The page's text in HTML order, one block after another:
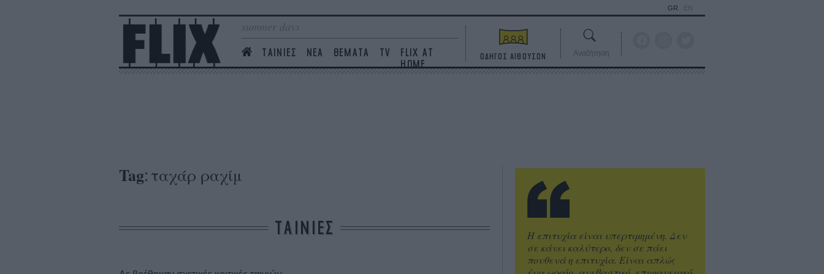
summer days
ΤΑΙΝΙΕΣ ΝΕΑ ΘΕΜΑΤΑ TV
FLIX AT
HOME
GR EN
ΟΔΗΓΟΣ ΑΙΘΟΥΣΩΝ Αναζήτηση
Tag: ταχάρ ραχίμ
ΤΑΙΝΙΕΣ
Η επιτυχία είναι υπερτιμημένη. Δεν
σε κάνει καλύτερο, δεν σε πάει
πουθενά η επιτυχία. Είναι απλώς